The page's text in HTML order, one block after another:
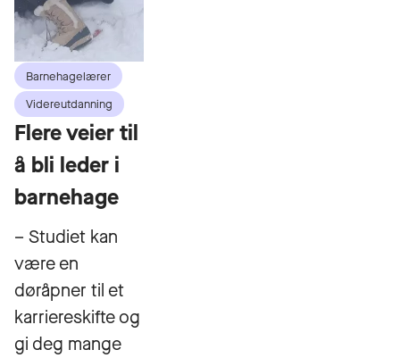
Barnehagelærer
Videreutdanning
Flere veier til
å bli leder i
barnehage
– Studiet kan
være en
døråpner til et
karriereskifte og
gi deg mange